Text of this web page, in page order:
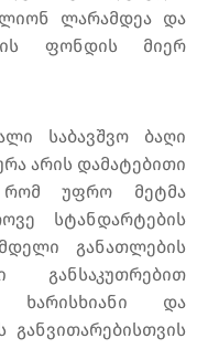
ლარამდეა და
ფონდის მიერ
საბავშვო ბაღი
არის დამატებითი
რომ უფრო მეტმა
სტანდარტების
განათლების
განსაკუთრებით
ხარისხიანი და
განვითარებისთვის